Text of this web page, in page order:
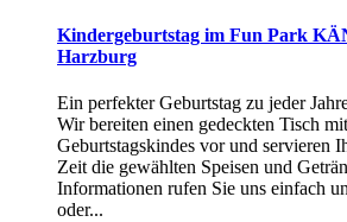
Kindergeburtstag im Fun Park
Harzburg
Ein perfekter Geburtstag zu jeder
Wir bereiten einen gedeckten Tisch
Geburtstagskindes vor und servieren
Zeit die gewählten Speisen und
Informationen rufen Sie uns einfach
oder...